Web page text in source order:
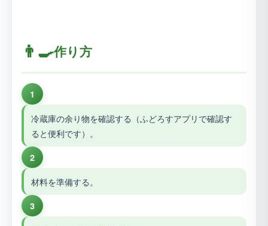
👨‍🍳作り方
1
冷蔵庫の余り物を確認する（ふどろすアプリで確認す
ると便利です）。
2
材料を準備する。
3